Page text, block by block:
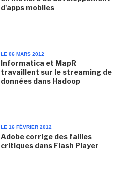
d'apps mobiles
LE 06 MARS 2012
Informatica et MapR
travaillent sur le streaming de
données dans Hadoop
LE 16 FÉVRIER 2012
Adobe corrige des failles
critiques dans Flash Player